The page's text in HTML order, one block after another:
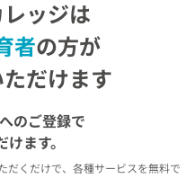
ッジは
者の方が
だけます
へのご登録で
ます。
だくだけで、各種サービスを無料で